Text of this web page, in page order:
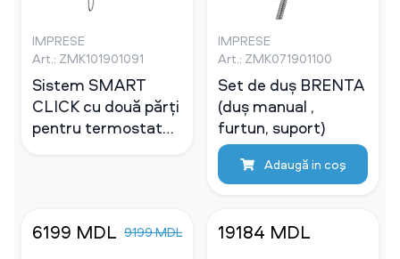
IMPRESE
Art.: ZMK101901091
Sistem SMART
CLICK cu două părți
pentru termostate,
IMPRESE
Art.: ZMK071901100
Set de duș BRENTA
(duș manual ,
furtun, suport)
Adaugă in coş
6199 MDL 9199 MDL 19184 MDL